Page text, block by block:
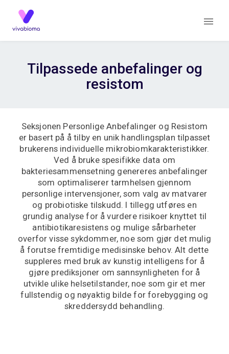
Tilpassede anbefalinger og
resistom
Seksjonen Personlige Anbefalinger og Resistom
er basert på å tilby en unik handlingsplan tilpasset
brukerens individuelle mikrobiomkarakteristikker.
Ved å bruke spesifikke data om
bakteriesammensetning genereres anbefalinger
som optimaliserer tarmhelsen gjennom
personlige intervensjoner, som valg av matvarer
og probiotiske tilskudd. I tillegg utføres en
grundig analyse for å vurdere risikoer knyttet til
antibiotikaresistens og mulige sårbarheter
overfor visse sykdommer, noe som gjør det mulig
å forutse fremtidige medisinske behov. Alt dette
suppleres med bruk av kunstig intelligens for å
gjøre prediksjoner om sannsynligheten for å
utvikle ulike helsetilstander, noe som gir et mer
fullstendig og nøyaktig bilde for forebygging og
skreddersydd behandling.